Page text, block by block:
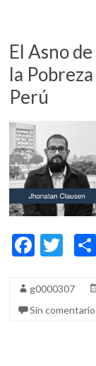
k
El Asno
la
Perú
F
e
b
T
itt
er
g0000307
Sin